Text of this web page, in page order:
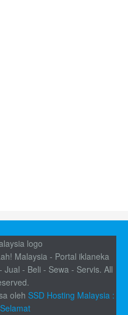
Malaysia - Portal iklaneka
- Beli - Sewa - Servis. All
oleh SSD Hosting Malaysia :